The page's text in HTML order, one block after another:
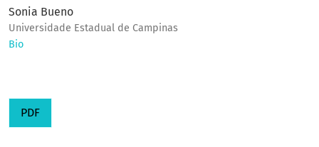
Sonia Bueno
Universidade Estadual de Campinas
Bio
PDF